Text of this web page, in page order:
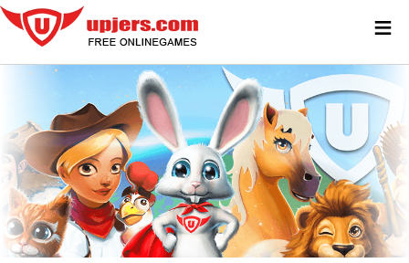
NE HAGYD KI EZEKET A TUTI TANYÁS
JÁTÉKOKAT!
≡